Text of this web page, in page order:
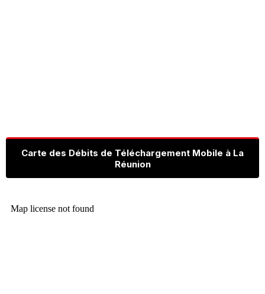
Carte des Débits de Téléchargement Mobile à La
Réunion